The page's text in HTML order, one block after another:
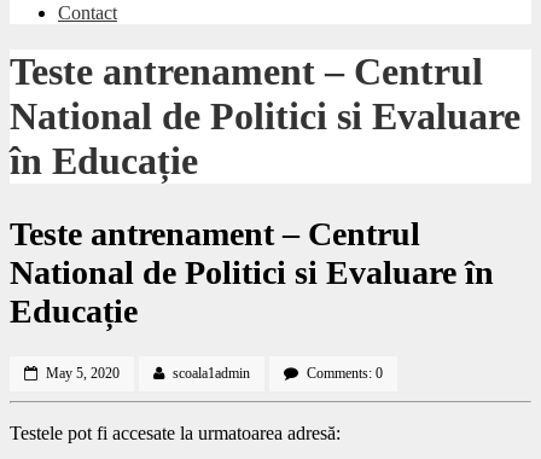
Contact
Teste antrenament – Centrul
National de Politici si Evaluare
în Educație
Teste antrenament – Centrul
National de Politici si Evaluare în
Educație
May 5, 2020 scoala1admin Comments: 0
Testele pot fi accesate la urmatoarea adresă: